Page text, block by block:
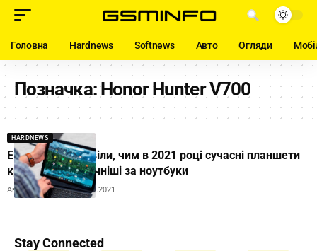
Головна Hardnews Softnews Авто Огляди
Позначка:Honor Hunter V700
HARDNEWS
Експерти розповіли, чим в 2021 році сучасні планшети
кращі та практичніші за ноутбуки
Автор:Ihor Tolubyak12.06.2021
Stay Connected